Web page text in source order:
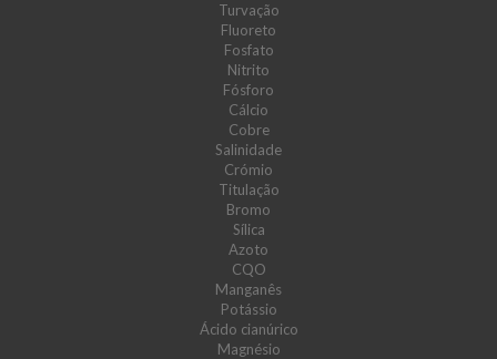
Turvação
Fluoreto
Fosfato
Nitrito
Fósforo
Cálcio
Cobre
Salinidade
Crómio
Titulação
Bromo
Sílica
Azoto
CQO
Manganês
Potássio
Ácido cianúrico
Magnésio